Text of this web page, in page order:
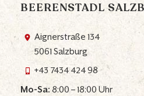
BEERENSTADL
Aignerstraße 134
5061 Salzburg
+43 7434 424 98
Mo-Sa:8:00 – 18:00 Uhr